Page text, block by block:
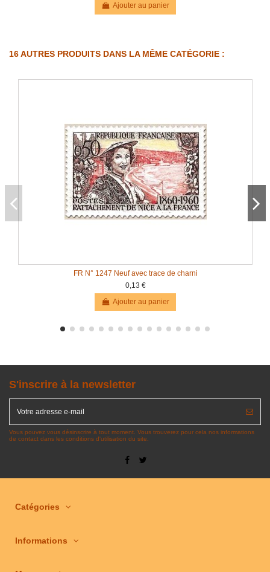
Ajouter au panier
16 AUTRES PRODUITS DANS LA MÊME CATÉGORIE :
FR N° 1247 Neuf avec trace de charni
0,13 €
Ajouter au panier
S'inscrire à la newsletter
Vous pouvez vous désinscrire à tout moment. Vous trouverez pour cela nos informations
de contact dans les conditions d'utilisation du site.
Catégories
Informations